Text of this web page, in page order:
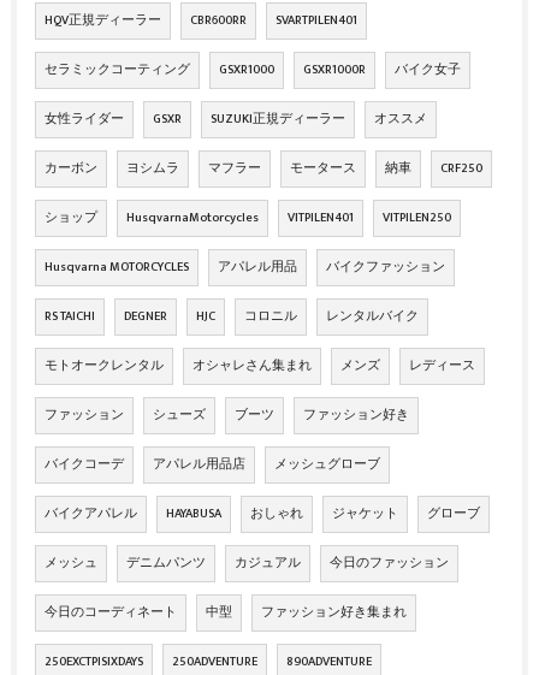
HQV正規ディーラー CBR600RR SVARTPILEN401
セラミックコーティング GSXR1000 GSXR1000R バイク女子
女性ライダー GSXR SUZUKI正規ディーラー オススメ
カーボン ヨシムラ マフラー モータース 納車 CRF250
ショップ HusqvarnaMotorcycles VITPILEN401 VITPILEN250
Husqvarna MOTORCYCLES アパレル用品 バイクファッション
RS TAICHI DEGNER HJC コロニル レンタルバイク
モトオークレンタル オシャレさん集まれ メンズ レディース
ファッション シューズ ブーツ ファッション好き
バイクコーデ アパレル用品店 メッシュグローブ
バイクアパレル HAYABUSA おしゃれ ジャケット グローブ
メッシュ デニムパンツ カジュアル 今日のファッション
今日のコーディネート 中型 ファッション好き集まれ
250EXCTPISIXDAYS 250ADVENTURE 890ADVENTURE